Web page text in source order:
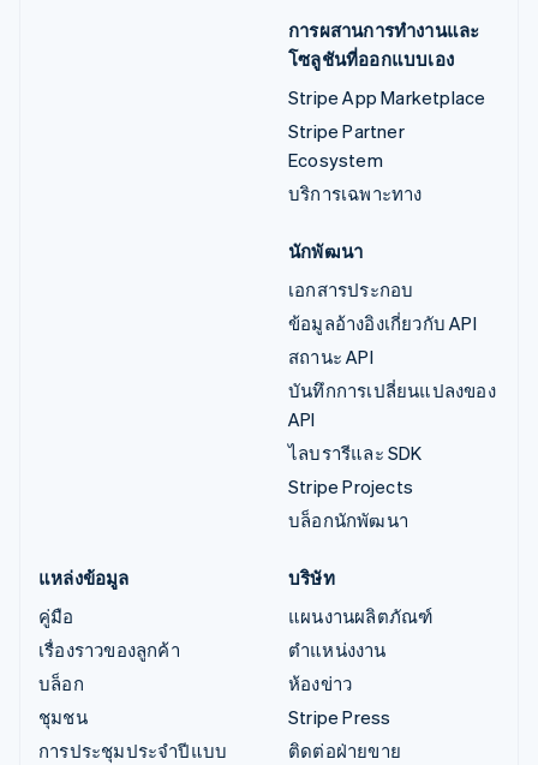
การผสานการทำงานและ
โซลูชันที่ออกแบบเอง
Stripe App Marketplace
Stripe Partner
Ecosystem
บริการเฉพาะทาง
นักพัฒนา
เอกสารประกอบ
ข้อมูลอ้างอิงเกี่ยวกับ API
สถานะ API
บันทึกการเปลี่ยนแปลงของ
API
ไลบรารีและ SDK
Stripe Projects
บล็อกนักพัฒนา
แหล่งข้อมูล
คู่มือ
เรื่องราวของลูกค้า
บล็อก
ชุมชน
การประชุมประจำปีแบบ
บริษัท
แผนงานผลิตภัณฑ์
ตำแหน่งงาน
ห้องข่าว
Stripe Press
ติดต่อฝ่ายขาย